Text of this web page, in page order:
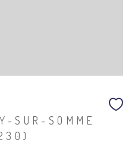
SUR-SOMME